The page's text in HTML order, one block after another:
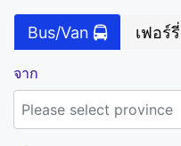
Bus/Van เฟอร์รี่
จาก